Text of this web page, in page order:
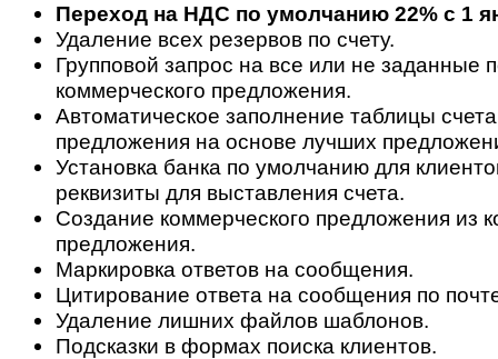
Переход на НДС по умолчанию 22% с 1
Удаление всех резервов по счету.
Групповой запрос на все или не заданные
коммерческого предложения.
Автоматическое заполнение таблицы
предложения на основе лучших
Установка банка по умолчанию для
реквизиты для выставления счета.
Создание коммерческого предложения из
предложения.
Маркировка ответов на сообщения.
Цитирование ответа на сообщения по
Удаление лишних файлов шаблонов.
Подсказки в формах поиска клиентов.